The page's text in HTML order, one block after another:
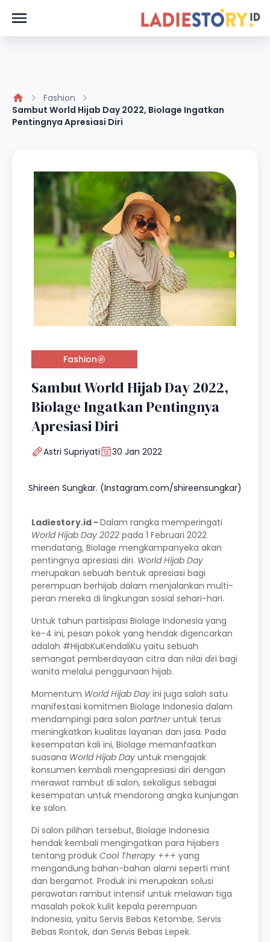
Fashion
Sambut World Hijab Day 2022, Biolage Ingatkan
Pentingnya Apresiasi Diri
Fashion
Sambut World Hijab Day 2022,
Biolage Ingatkan Pentingnya
Apresiasi Diri
Astri Supriyati 30 Jan 2022
Shireen Sungkar. (Instagram.com/shireensungkar)
Ladiestory.id - Dalam rangka memperingati
World Hijab Day 2022 pada 1 Februari 2022
mendatang, Biolage mengkampanyeka akan
pentingnya apresiasi diri. World Hijab Day
merupakan sebuah bentuk apresiasi bagi
perempuan berhijab dalam menjalankan multi-
peran mereka di lingkungan sosial sehari-hari.
Untuk tahun partisipasi Biolage Indonesia yang
ke-4 ini, pesan pokok yang hendak digencarkan
adalah #HijabKuKendaliKu yaitu sebuah
semangat pemberdayaan citra dan nilai diri bagi
wanita melalui penggunaan hijab.
Momentum World Hijab Day ini juga salah satu
manifestasi komitmen Biolage Indonesia dalam
mendampingi para salon partneruntuk terus
meningkatkan kualitas layanan dan jasa. Pada
kesempatan kali ini, Biolage memanfaatkan
suasana World Hijab Day untuk mengajak
konsumen kembali mengapresiasi diri dengan
merawat rambut di salon, sekaligus sebagai
kesempatan untuk mendorong angka kunjungan
ke salon.
Di salon pilihan tersebut, Biolage Indonesia
hendak kembali mengingatkan para hijabers
tentang produk Cool Therapy +++ yang
mengandung bahan-bahan alami seperti mint
dan bergamot. Produk ini merupakan solusi
perawatan rambut intensif untuk melawan tiga
masalah pokok kulit kepala perempuan
Indonesia, yaitu Servis Bebas Ketombe, Servis
Bebas Rontok, dan Servis Bebas Lepek.